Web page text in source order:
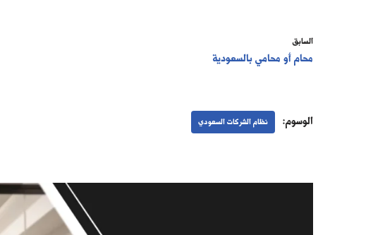
السابق
محام أو محامي بالسعودية
الوسوم: نظام الشركات السعودي